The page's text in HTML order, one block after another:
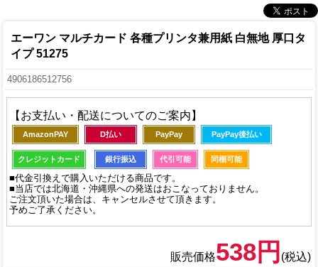
エーワン マルチカード 各種プリンタ兼用紙 白無地 厚口タ
イプ 51275
4906186512756
【お支払い・配送についてのご案内】
AmazonPAY D払い PayPay PayPay後払い
クレジットカード 銀行振込 代引可能 同梱可能
■代金引換えで購入いただける商品です。
■当店では北海道・沖縄県への発送はおこなっておりません。
ご注文頂いた場合は、キャンセルさせて頂きます。
予めご了承ください。
販売価格538円 (税込)